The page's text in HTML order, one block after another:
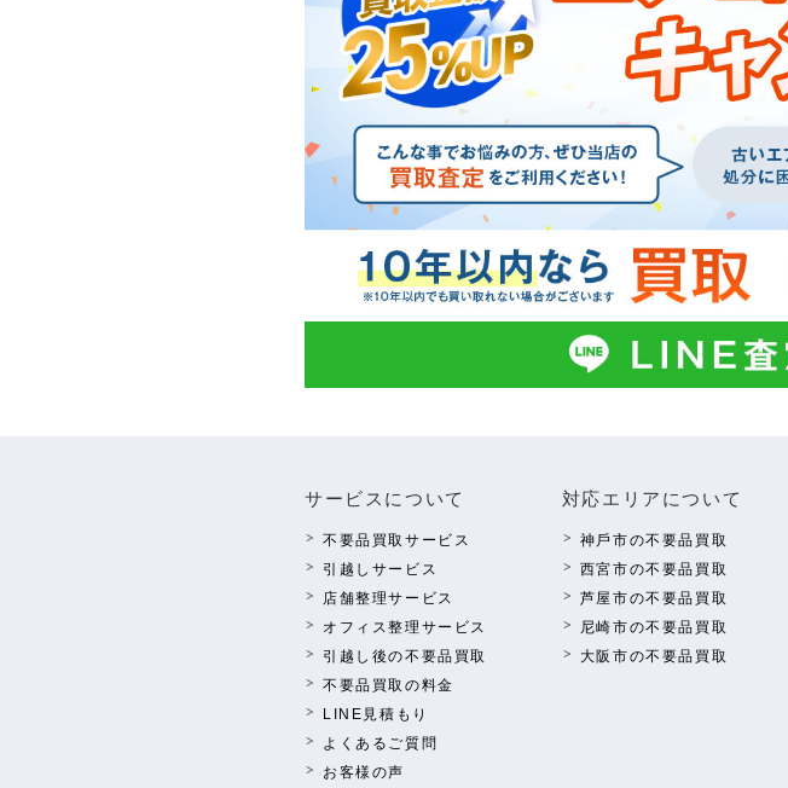
サービスについて
不要品買取サービス
引越しサービス
店舗整理サービス
オフィス整理サービス
引越し後の不要品買取
不要品買取の料⾦
LINE⾒積もり
よくあるご質問
お客様の声
対応エリアについて
神⼾市の不要品買取
西宮市の不要品買取
芦屋市の不要品買取
尼崎市の不要品買取
⼤阪市の不要品買取